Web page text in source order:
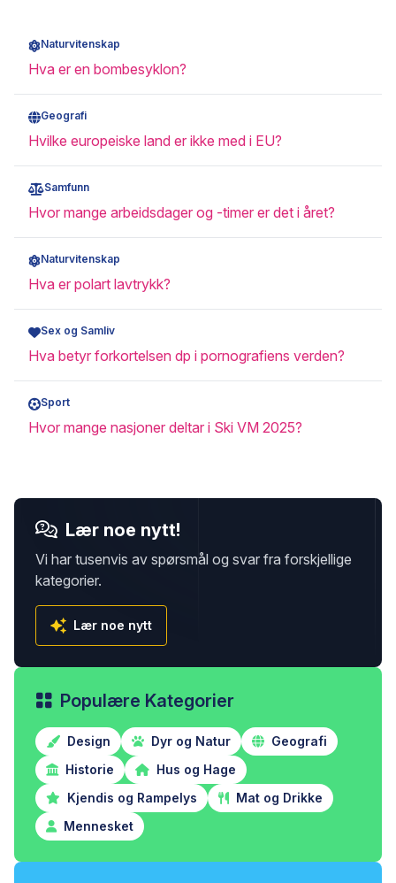
Naturvitenskap
Hva er en bombesyklon?
Geografi
Hvilke europeiske land er ikke med i EU?
Samfunn
Hvor mange arbeidsdager og -timer er det i året?
Naturvitenskap
Hva er polart lavtrykk?
Sex og Samliv
Hva betyr forkortelsen dp i pornografiens verden?
Sport
Hvor mange nasjoner deltar i Ski VM 2025?
Lær noe nytt!
Vi har tusenvis av spørsmål og svar fra forskjellige
kategorier.
Lær noe nytt
Populære Kategorier
Design Dyr og Natur
Geografi
Historie
Hus og Hage
Kjendis og Rampelys
Mat og Drikke
Mennesket